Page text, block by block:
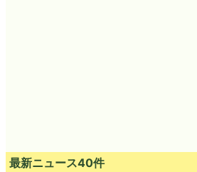
最新ニュース40件